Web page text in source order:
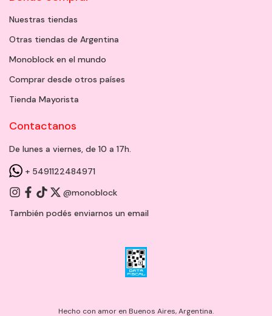
Nuestras tiendas
Otras tiendas de Argentina
Monoblock en el mundo
Comprar desde otros países
Tienda Mayorista
Contactanos
De lunes a viernes, de 10 a 17h.
+ 5491122484971
@monoblock
También podés enviarnos un email
Hecho con amor en Buenos Aires, Argentina.